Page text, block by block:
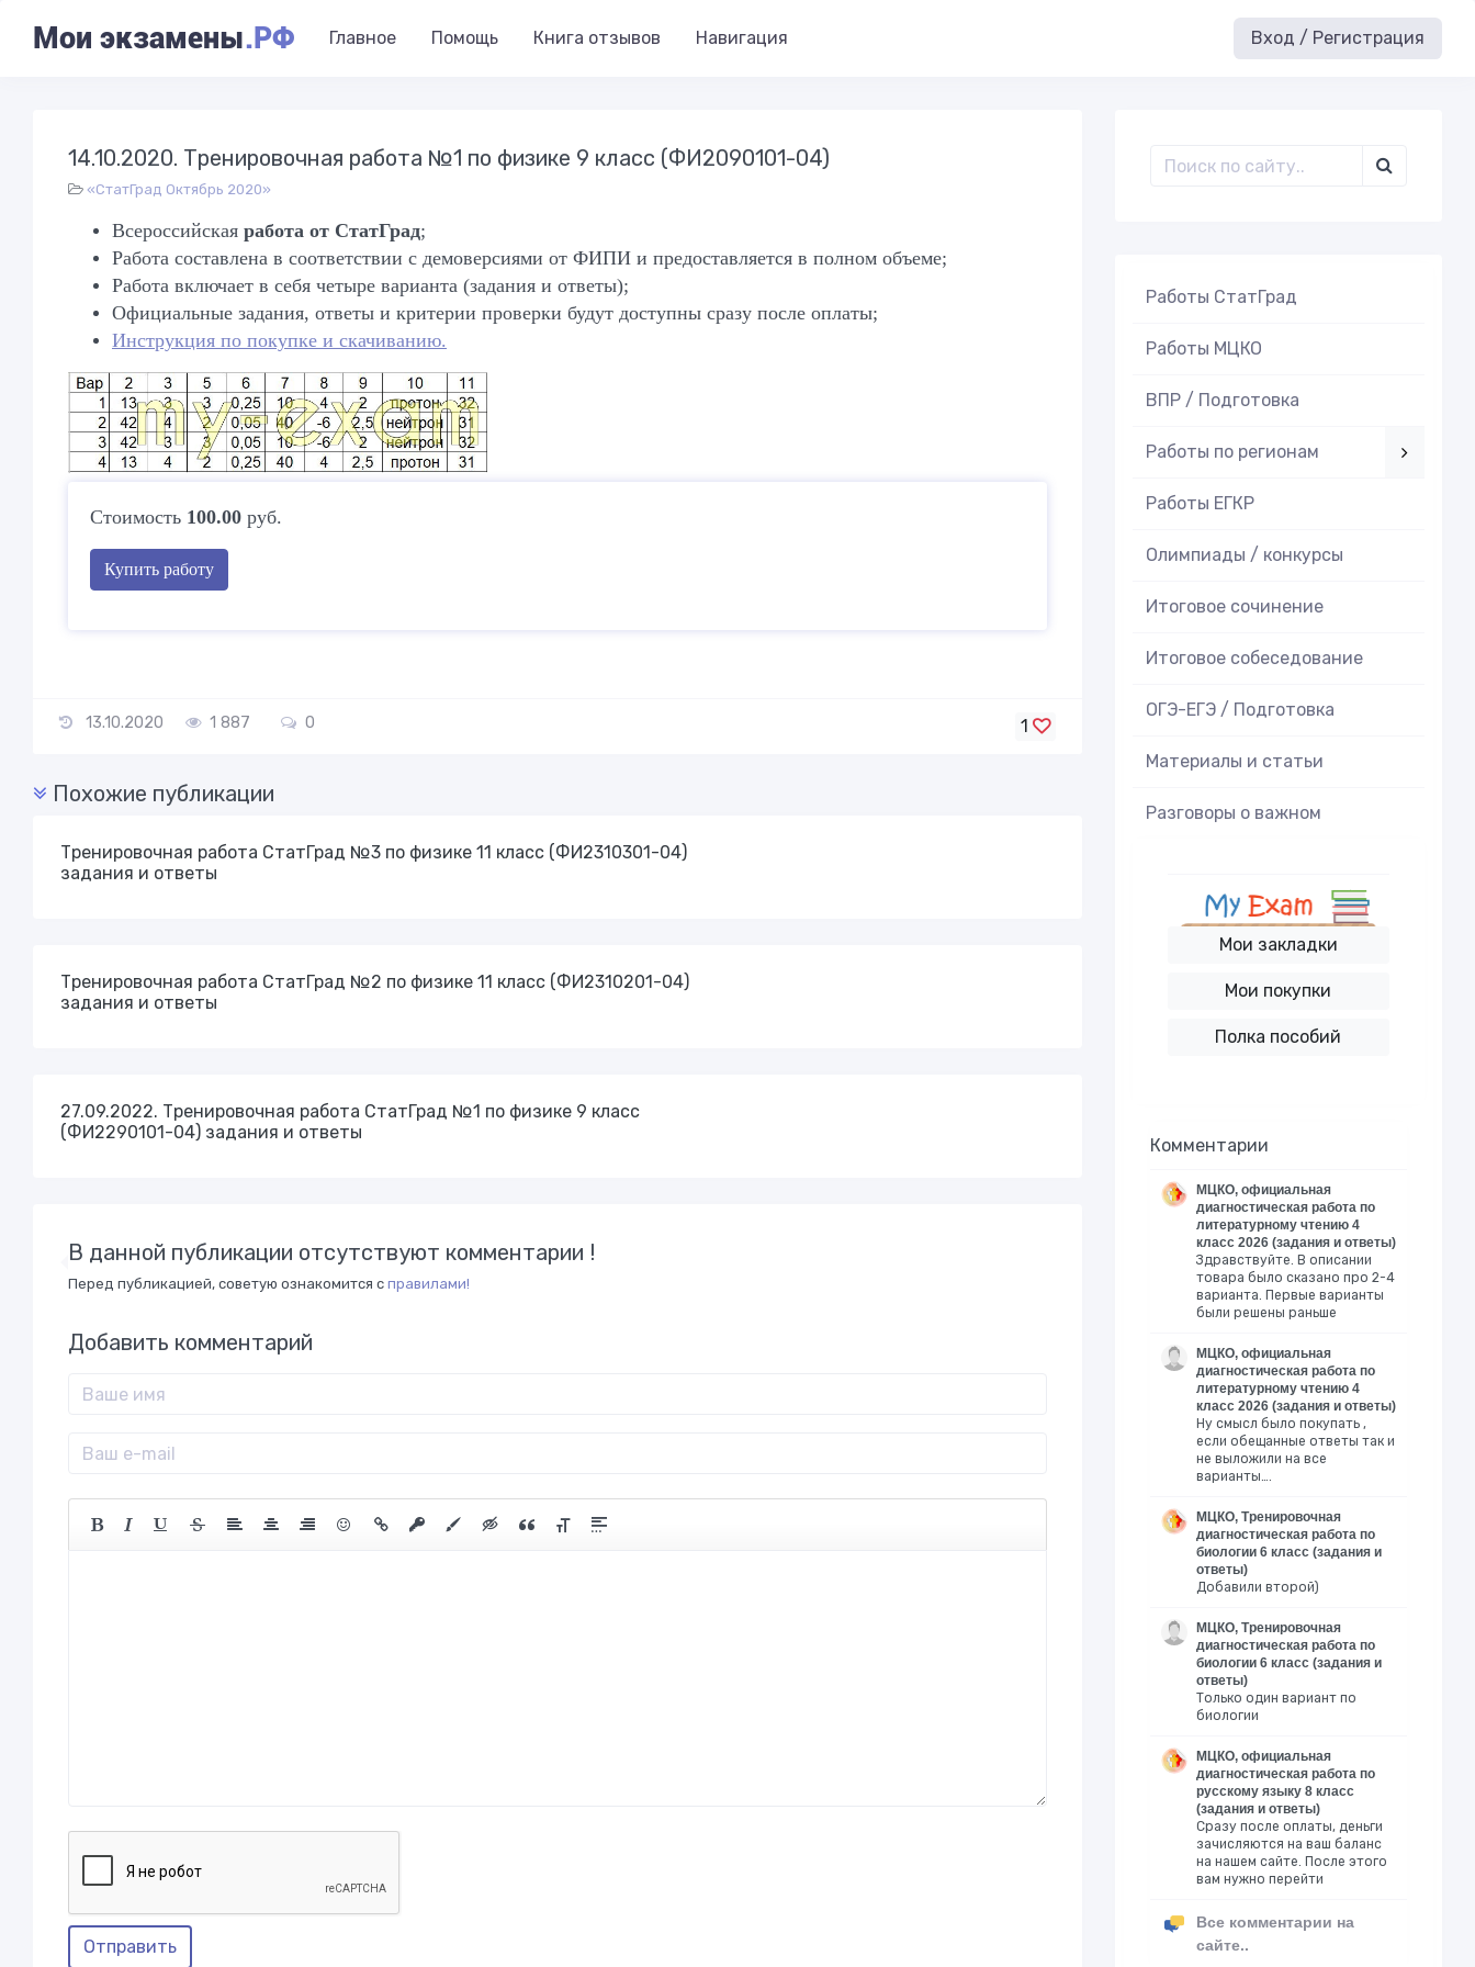
Мои экзамены.РФ Главное Помощь Книга отзывов Навигация Вход / Регистрация
14.10.2020. Тренировочная работа №1 по физике 9 класс (ФИ2090101-04)
«СтатГрад Октябрь 2020»
Всероссийская работа от СтатГрад;
Работа составлена в соответствии с демоверсиями от ФИПИ и предоставляется в полном объеме;
Работа включает в себя четыре варианта (задания и ответы);
Официальные задания, ответы и критерии проверки будут доступны сразу после оплаты;
Инструкция по покупке и скачиванию.
Стоимость 100.00 руб.
Купить работу
13.10.2020 1 887 0 1
Похожие публикации
Тренировочная работа СтатГрад №3 по физике 11 класс (ФИ2310301-04)
задания и ответы
Тренировочная работа СтатГрад №2 по физике 11 класс (ФИ2310201-04)
задания и ответы
27.09.2022. Тренировочная работа СтатГрад №1 по физике 9 класс
(ФИ2290101-04) задания и ответы
В данной публикации отсутствуют комментарии !
Перед публикацией, советую ознакомится с правилами!
Добавить комментарий
Отправить
Работы СтатГрад
Работы МЦКО
ВПР / Подготовка
Работы по регионам
Работы ЕГКР
Олимпиады / конкурсы
Итоговое cочинение
Итоговое cобеседование
ОГЭ-ЕГЭ / Подготовка
Материалы и статьи
Разговоры о важном
Мои закладки
Мои покупки
Полка пособий
Комментарии
МЦКО, официальная
диагностическая работа по
литературному чтению 4
класс 2026 (задания и ответы)
Здравствуйте. В описании
товара было сказано про 2-4
варианта. Первые варианты
были решены раньше
МЦКО, официальная
диагностическая работа по
литературному чтению 4
класс 2026 (задания и ответы)
Ну смысл было покупать ,
если обещанные ответы так и
не выложили на все
варианты….
МЦКО, Тренировочная
диагностическая работа по
биологии 6 класс (задания и
ответы)
Добавили второй)
МЦКО, Тренировочная
диагностическая работа по
биологии 6 класс (задания и
ответы)
Только один вариант по
биологии
МЦКО, официальная
диагностическая работа по
русскому языку 8 класс
(задания и ответы)
Сразу после оплаты, деньги
зачисляются на ваш баланс
на нашем сайте. После этого
вам нужно перейти
Все комментарии на
сайте..